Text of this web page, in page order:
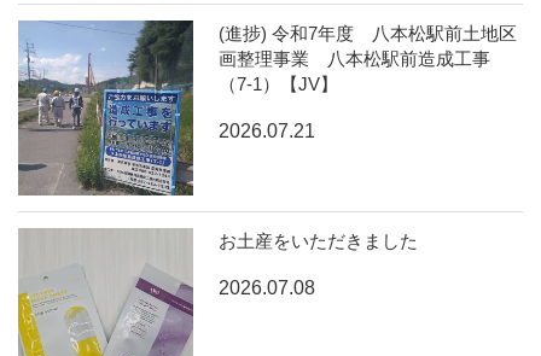
(進捗) 令和7年度 八本松駅前土地区
画整理事業 八本松駅前造成工事
（7-1）【JV】
2026.07.21
お土産をいただきました
2026.07.08